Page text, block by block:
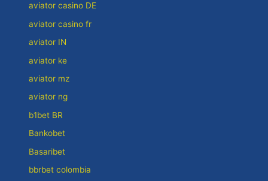
aviator casino DE
aviator casino fr
aviator IN
aviator ke
aviator mz
aviator ng
b1bet BR
Bankobet
Basaribet
bbrbet colombia